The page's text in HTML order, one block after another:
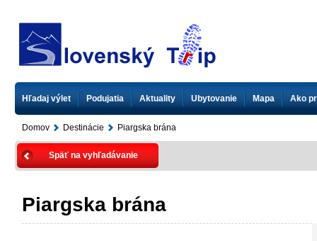
Hľadaj výlet Podujatia Aktuality Ubytovanie Mapa Ako
Domov Destinácie Piargska brána
Späť na vyhľadávanie
Piargska brána